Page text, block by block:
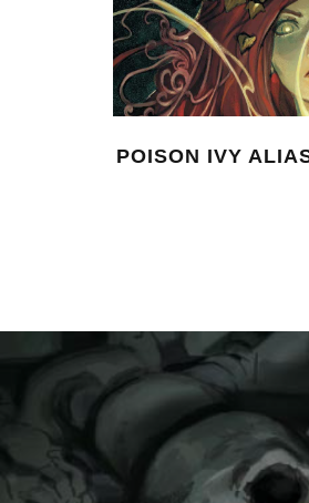
POISON IVY